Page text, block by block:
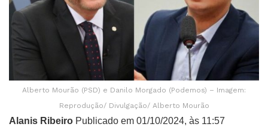
Alberto Mourão (PSD) e Danilo Morgado (Podemos) – Imagem:
Reprodução/ Divulgação/ Alberto Mourão
Alanis Ribeiro Publicado em 01/10/2024, às 11:57